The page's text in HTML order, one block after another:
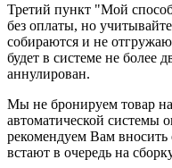
Третий пункт "Мой
без оплаты, но
собираются и не
будет в системе не более
аннулирован.
Мы не бронируем товар
автоматической системы
рекомендуем Вам вносить
встают в очередь на